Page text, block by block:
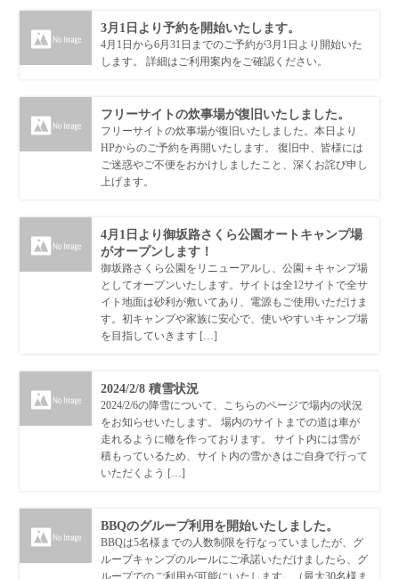
3月1日より予約を開始いたします。
4月1日から6月31日までのご予約が3月1日より開始いた
します。 詳細はご利用案内をご確認ください。
フリーサイトの炊事場が復旧いたしました。
フリーサイトの炊事場が復旧いたしました。本日より
HPからのご予約を再開いたします。 復旧中、皆様には
ご迷惑やご不便をおかけしましたこと、深くお詫び申し
上げます。
4月1日より御坂路さくら公園オートキャンプ場
がオープンします！
御坂路さくら公園をリニューアルし、公園＋キャンプ場
としてオープンいたします。サイトは全12サイトで全サ
イト地面は砂利が敷いてあり、電源もご使用いただけま
す。初キャンプや家族に安心で、使いやすいキャンプ場
を目指していきます […]
2024/2/8 積雪状況
2024/2/6の降雪について、こちらのページで場内の状況
をお知らせいたします。 場内のサイトまでの道は車が
走れるように轍を作っております。 サイト内には雪が
積もっているため、サイト内の雪かきはご自身で行って
いただくよう […]
BBQのグループ利用を開始いたしました。
BBQは5名様までの人数制限を行なっていましたが、グ
ループキャンプのルールにご承諾いただけましたら、グ
ループでのご利用が可能にいたします。（最大30名様ま